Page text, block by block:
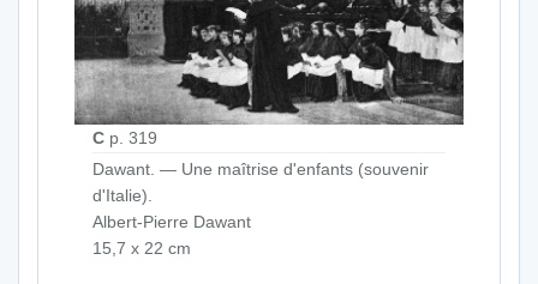
C p. 319
Dawant. — Une maîtrise d'enfants (souvenir
d'Italie).
Albert-Pierre Dawant
15,7 x 22 cm